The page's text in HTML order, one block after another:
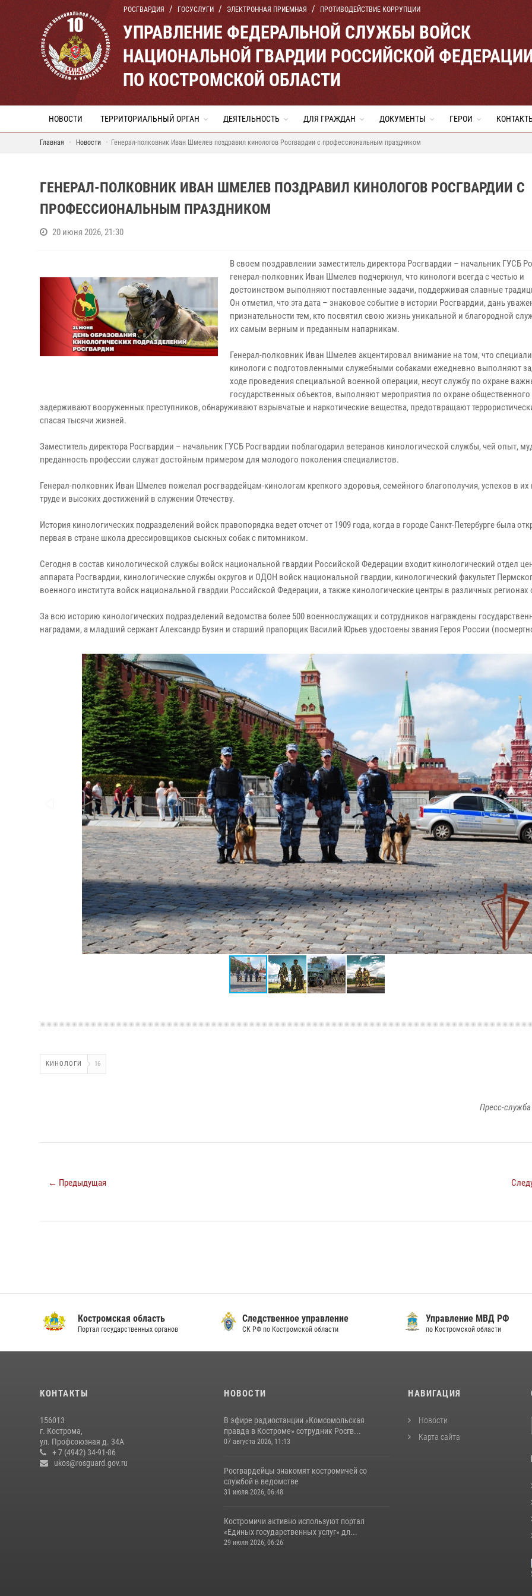
РОСГВАРДИЯ ГОСУСЛУГИ ЭЛЕКТРОННАЯ ПРИЕМНАЯ ПРОТИВОДЕЙСТВИЕ КОРРУПЦИИ
УПРАВЛЕНИЕ ФЕДЕРАЛЬНОЙ СЛУЖБЫ ВОЙСК
НАЦИОНАЛЬНОЙ ГВАРДИИ РОССИЙСКОЙ
ПО КОСТРОМСКОЙ ОБЛАСТИ
НОВОСТИ ТЕРРИТОРИАЛЬНЫЙ ОРГАН ДЕЯТЕЛЬНОСТЬ ДЛЯ ГРАЖДАН ДОКУМЕНТЫ ГЕРОИ
Главная Новости Генерал-полковник Иван Шмелев поздравил кинологов Росгвардии с профессиональным праздником
ГЕНЕРАЛ-ПОЛКОВНИК ИВАН ШМЕЛЕВ ПОЗДРАВИЛ КИНОЛОГОВ РОСГВАРДИИ С
ПРОФЕССИОНАЛЬНЫМ ПРАЗДНИКОМ
20 июня 2026, 21:30
В своем поздравлении заместитель директора Росгвардии – начальник ГУСБ
генерал-полковник Иван Шмелев подчеркнул, что кинологи всегда с честью и
достоинством выполняют поставленные задачи, поддерживая славные
Он отметил, что эта дата – знаковое событие в истории Росгвардии, дань
признательности тем, кто посвятил свою жизнь уникальной и благородной
их самым верным и преданным напарникам.
Генерал-полковник Иван Шмелев акцентировал внимание на том, что
кинологи с подготовленными служебными собаками ежедневно выполняют
ходе проведения специальной военной операции, несут службу по охране
государственных объектов, выполняют мероприятия по охране общественного
задерживают вооруженных преступников, обнаруживают взрывчатые и наркотические вещества, предотвращают
спасая тысячи жизней.
Заместитель директора Росгвардии – начальник ГУСБ Росгвардии поблагодарил ветеранов кинологической службы, чей опыт,
преданность профессии служат достойным примером для молодого поколения специалистов.
Генерал-полковник Иван Шмелев пожелал росгвардейцам-кинологам крепкого здоровья, семейного благополучия, успехов в их
труде и высоких достижений в служении Отечеству.
История кинологических подразделений войск правопорядка ведет отсчет от 1909 года, когда в городе Санкт-Петербурге была
первая в стране школа дрессировщиков сыскных собак с питомником.
Сегодня в состав кинологической службы войск национальной гвардии Российской Федерации входит кинологический отдел
аппарата Росгвардии, кинологические службы округов и ОДОН войск национальной гвардии, кинологический факультет
военного института войск национальной гвардии Российской Федерации, а также кинологические центры в различных регионах
За всю историю кинологических подразделений ведомства более 500 военнослужащих и сотрудников награждены
наградами, а младший сержант Александр Бузин и старший прапорщик Василий Юрьев удостоены звания Героя России
КИНОЛОГИ 16
Пресс-служба
← Предыдущая
Костромская область
Портал государственных органов
Следственное управление
СК РФ по Костромской области
Управление МВД РФ
по Костромской области
КОНТАКТЫ
156013
г. Кострома,
ул. Профсоюзная д. 34А
+ 7 (4942) 34-91-86
ukos@rosguard.gov.ru
НОВОСТИ
В эфире радиостанции «Комсомольская
правда в Костроме» сотрудник Росгв...
07 августа 2026, 11:13
Росгвардейцы знакомят костромичей со
службой в ведомстве
31 июля 2026, 06:48
Костромичи активно используют портал
«Единых государственных услуг» дл...
29 июля 2026, 06:26
НАВИГАЦИЯ
Новости
Карта сайта